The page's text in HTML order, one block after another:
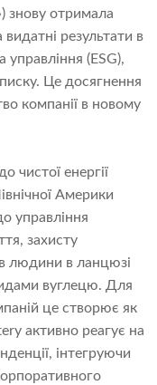
знову отримала
видатні результати в
управління (ESG),
Це досягнення
компанії в новому
чистої енергії
Америки
управління
захисту
людини в ланцюзі
вуглецю. Для
це створює як
активно реагує на
інтегруючи